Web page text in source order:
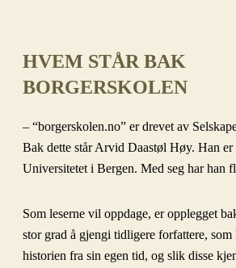
HVEM STÅR BAK
BORGERSKOLEN
– “borgerskolen.no” er drevet av
Bak dette står Arvid Daastøl Høy. Han
Universitetet i Bergen. Med seg har han
Som leserne vil oppdage, er opplegget
stor grad å gjengi tidligere forfattere, som
historien fra sin egen tid, og slik disse